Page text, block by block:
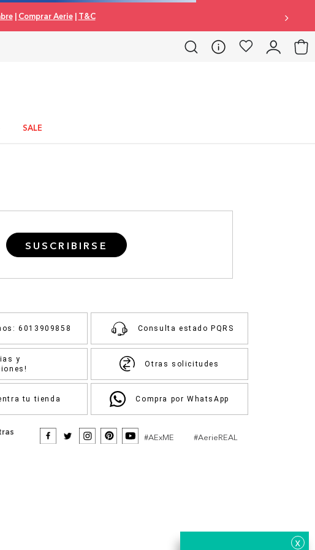
| Comprar Aerie| T&C
SALE
x
SUSCRIBIRSE
6013909858 Consulta estado PQRS
y
Otras solicitudes
tu tienda Compra por WhatsApp
#AExME #AerieREAL